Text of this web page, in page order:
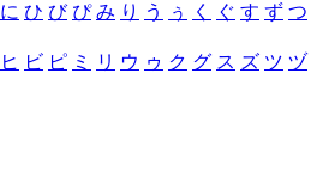
に ひ び ぴ み り う ぅ く ぐ す ず つ
ヒ ビ ピ ミ リ ウ ゥ ク グ ス ズ ツ ヅ